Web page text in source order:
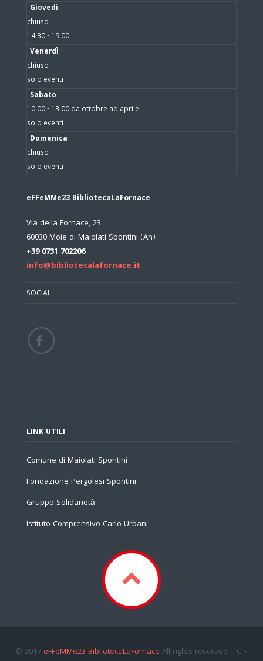
Giovedì
chiuso
14:30 - 19:00
Venerdì
chiuso
solo eventi
Sabato
10:00 - 13:00 da ottobre ad aprile
solo eventi
Domenica
chiuso
solo eventi
eFFeMMe23 BibliotecaLaFornace
Via della Fornace, 23
60030 Moie di Maiolati Spontini (An)
+39 0731 702206
info@bibliotecalafornace.it
SOCIAL
LINK UTILI
Comune di Maiolati Spontini
Fondazione Pergolesi Spontini
Gruppo Solidarietà
Istituto Comprensivo Carlo Urbani
© 2017 eFFeMMe23 BibliotecaLaFornace All rights reserved | C.F.